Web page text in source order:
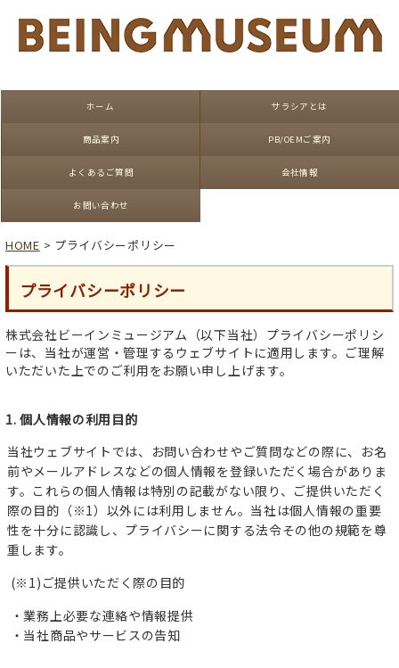
ホーム サラシアとは
商品案内 PB/OEMご案内
よくあるご質問 会社情報
お問い合わせ
HOME > プライバシーポリシー
プライバシーポリシー
株式会社ビーインミュージアム（以下当社）プライバシーポリシ
ーは、当社が運営・管理するウェブサイトに適用します。ご理解
いただいた上でのご利用をお願い申し上げます。
1. 個人情報の利用目的
当社ウェブサイトでは、お問い合わせやご質問などの際に、お名
前やメールアドレスなどの個人情報を登録いただく場合がありま
す。これらの個人情報は特別の記載がない限り、ご提供いただく
際の目的（※1）以外には利用しません。当社は個人情報の重要
性を十分に認識し、プライバシーに関する法令その他の規範を尊
重します。
(※1)ご提供いただく際の目的
・業務上必要な連絡や情報提供
・当社商品やサービスの告知